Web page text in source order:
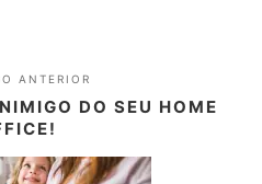
ANTERIOR
DO SEU HOME